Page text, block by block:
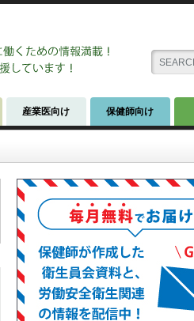
産業医向け 保健師向け